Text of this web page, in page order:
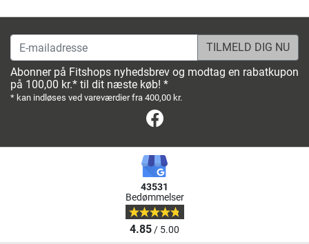
E-mailadresse
Abonner på Fitshops nyhedsbrev og modtag en rabatkupon
på 100,00 kr.* til dit næste køb! *
* kan indløses ved vareværdier fra 400,00 kr.
43531
Bedømmelser
4.85/ 5.00